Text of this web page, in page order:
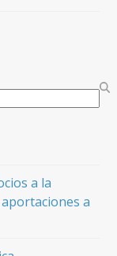
a la
a